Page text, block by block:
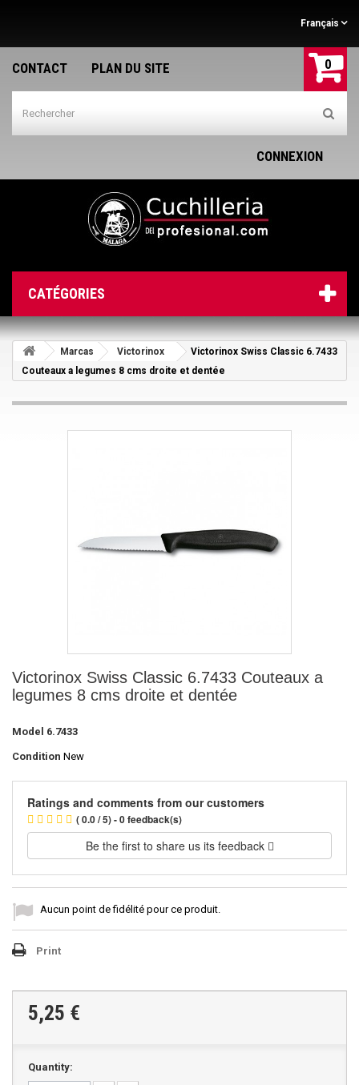
Français
CONTACT PLAN DU SITE 0
CONNEXION
CATÉGORIES
Marcas Victorinox
Victorinox Swiss Classic 6.7433
Couteaux a legumes 8 cms droite et dentée
Victorinox Swiss Classic 6.7433 Couteaux a
legumes 8 cms droite et dentée
Model 6.7433
Condition New
Ratings and comments from our customers
( 0.0 / 5) - 0 feedback(s)
Be the first to share us its feedback
Aucun point de fidélité pour ce produit.
Print
5,25 €
Quantity: